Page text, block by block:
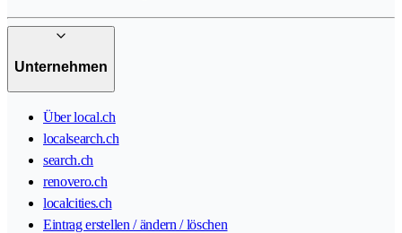
Unternehmen
Über local.ch
localsearch.ch
search.ch
renovero.ch
localcities.ch
Eintrag erstellen / ändern / löschen